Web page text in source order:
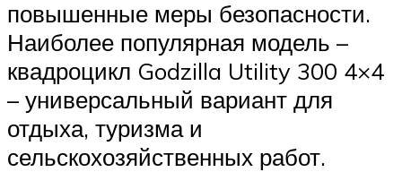
повышенные меры безопасности.
Наиболее популярная модель –
квадроцикл Godzilla Utility 300 4×4
– универсальный вариант для
отдыха, туризма и
сельскохозяйственных работ.